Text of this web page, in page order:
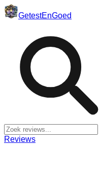
GetestEnGoed
Reviews